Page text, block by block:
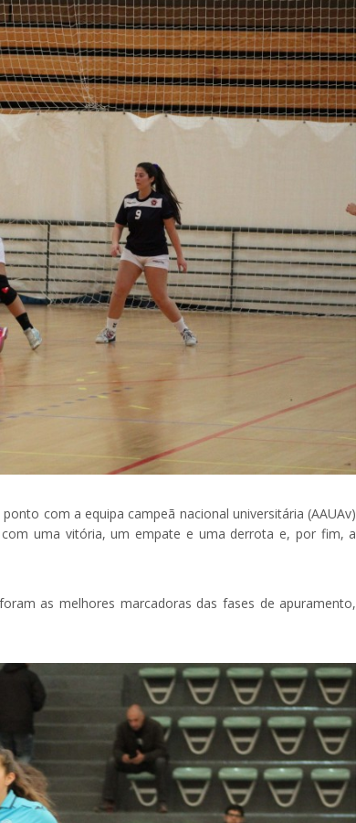
com a equipa campeã nacional universitária (AAUAv)
uma vitória, um empate e uma derrota e, por fim, a
as melhores marcadoras das fases de apuramento,